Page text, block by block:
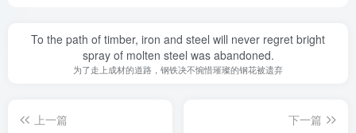
To the path of timber, iron and steel will never regret bright
spray of molten steel was abandoned.
为了走上成材的道路，钢铁决不惋惜璀璨的钢花被遗弃
上一篇
下一篇